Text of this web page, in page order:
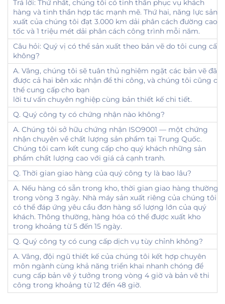
Trả lời: Thứ nhất, chúng tôi có tinh thần phục vụ khách
hàng và tinh thần hợp tác mạnh mẽ. Thứ hai, năng lực sản
xuất của chúng tôi đạt 3.000 km dải phân cách đường cao
tốc và 1 triệu mét dải phân cách công trình mỗi năm.
Câu hỏi: Quý vị có thể sản xuất theo bản vẽ do tôi cung cấp
không?
A. Vâng, chúng tôi sẽ tuân thủ nghiêm ngặt các bản vẽ đã
được cả hai bên xác nhận để thi công, và chúng tôi cũng có
thể cung cấp cho bạn
lời tư vấn chuyên nghiệp cùng bản thiết kế chi tiết.
Q. Quý công ty có chứng nhận nào không?
A. Chúng tôi sở hữu chứng nhận ISO9001 — một chứng
nhận chuyên về chất lượng sản phẩm tại Trung Quốc.
Chúng tôi cam kết cung cấp cho quý khách những sản
phẩm chất lượng cao với giá cả cạnh tranh.
Q. Thời gian giao hàng của quý công ty là bao lâu?
A. Nếu hàng có sẵn trong kho, thời gian giao hàng thường
trong vòng 3 ngày. Nhà máy sản xuất riêng của chúng tôi
có thể đáp ứng yêu cầu đơn hàng số lượng lớn của quý
khách. Thông thường, hàng hóa có thể được xuất kho
trong khoảng từ 5 đến 15 ngày.
Q. Quý công ty có cung cấp dịch vụ tùy chỉnh không?
A. Vâng, đội ngũ thiết kế của chúng tôi kết hợp chuyên
môn ngành cùng khả năng triển khai nhanh chóng để
cung cấp bản vẽ ý tưởng trong vòng 4 giờ và bản vẽ thi
công trong khoảng từ 12 đến 48 giờ.